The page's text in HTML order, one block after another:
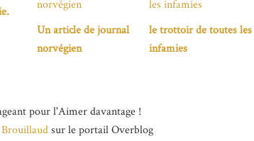
Un article de journal
norvégien
le trottoir de toutes les
infamies
pour l'Aimer davantage !
sur le portail Overblog